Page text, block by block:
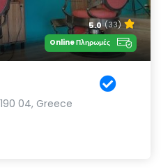
5.0 (33)
Online Πληρωμές
04, Greece